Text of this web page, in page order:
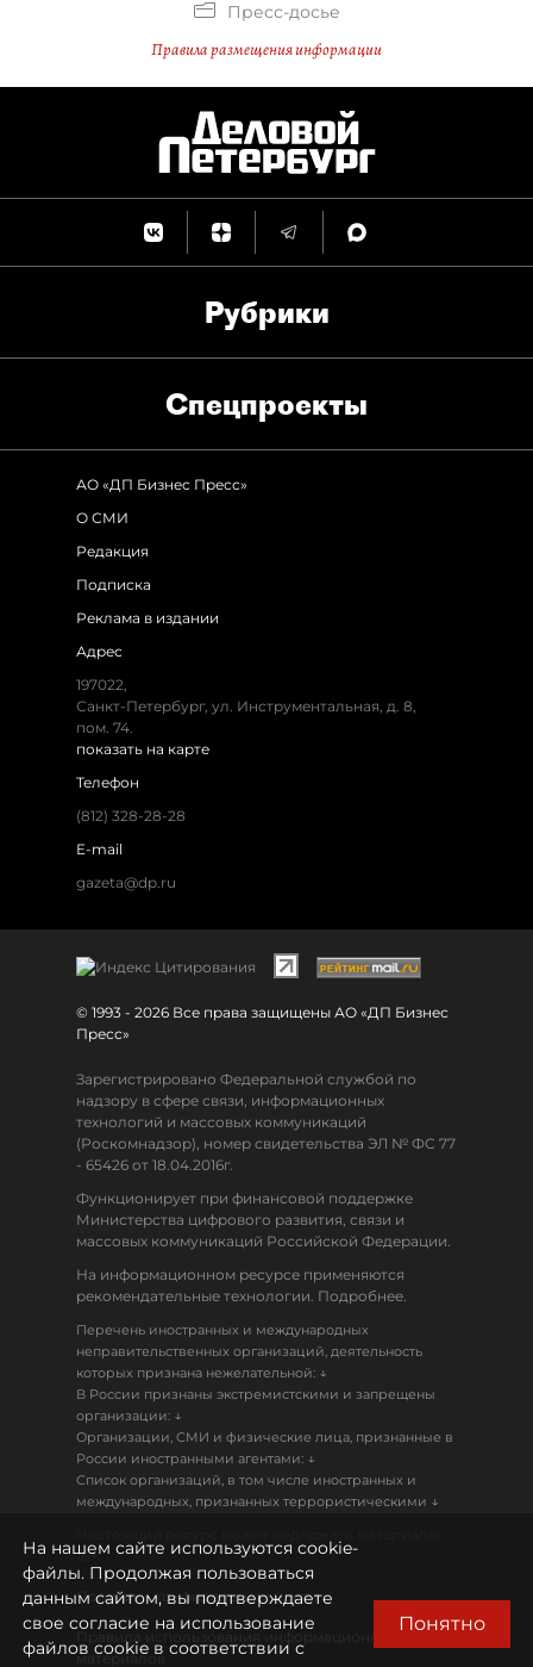
Пресс-досье
Правила размещения информации
Рубрики
Спец­проекты
АО «ДП Бизнес Пресс»
О СМИ
Редакция
Подписка
Реклама в издании
Адрес
197022,
Санкт-Петербург, ул. Инструментальная, д. 8,
пом. 74.
показать на карте
Телефон
(812) 328-28-28
E-mail
gazeta@dp.ru
© 1993 - 2026 Все права защищены АО «ДП Бизнес
Пресс»
Зарегистрировано Федеральной службой по
надзору в сфере связи, информационных
технологий и массовых коммуникаций
(Роскомнадзор), номер свидетельства ЭЛ № ФС 77
- 65426 от 18.04.2016г.
Функционирует при финансовой поддержке
Министерства цифрового развития, связи и
массовых коммуникаций Российской Федерации.
На информационном ресурсе применяются
рекомендательные технологии. Подробнее.
Перечень иностранных и международных
неправительственных организаций, деятельность
которых признана нежелательной: ↓
В России признаны экстремистскими и запрещены
организации: ↓
Организации, СМИ и физические лица, признанные в
России иностранными агентами: ↓
Список организаций, в том числе иностранных и
международных, признанных террористическими ↓
18+
Политика конфиденциальности
Правила использования информационных
материалов
На нашем сайте используются cookie-
файлы. Продолжая пользоваться
данным сайтом, вы подтверждаете
свое согласие на использование
файлов cookie в соответствии с
Понятно